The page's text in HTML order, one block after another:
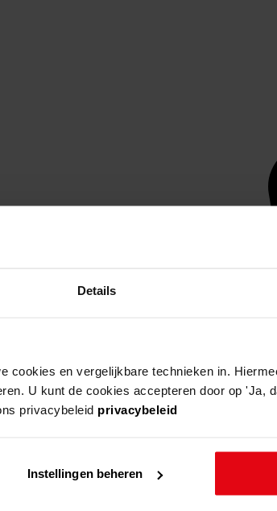
Details
cookies en vergelijkbare technieken in.
U kunt de cookies accepteren door op 'Ja,
privacybeleid privacybeleid
Instellingen beheren